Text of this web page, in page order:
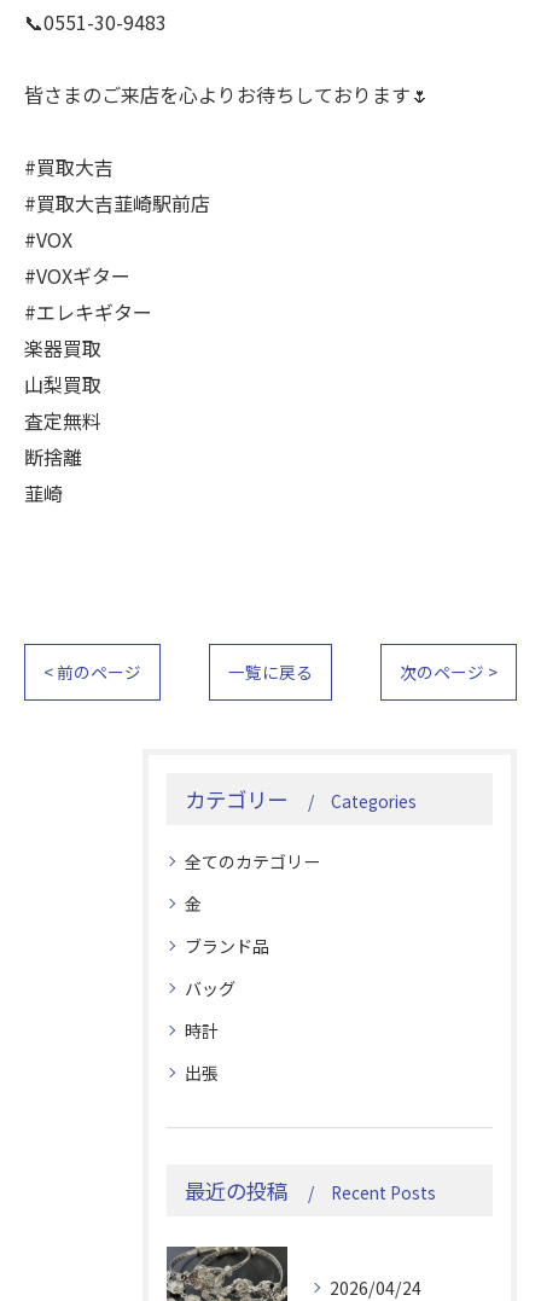
📞0551-30-9483
皆さまのご来店を心よりお待ちしております🌷
#買取大吉
#買取大吉韮崎駅前店
#VOX
#VOXギター
#エレキギター
楽器買取
山梨買取
査定無料
断捨離
韮崎
< 前のページ 一覧に戻る 次のページ >
カテゴリー Categories
全てのカテゴリー
金
ブランド品
バッグ
時計
出張
最近の投稿 Recent Posts
2026/04/24